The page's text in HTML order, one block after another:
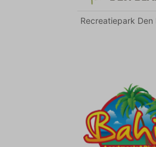
Recreatiepark Den